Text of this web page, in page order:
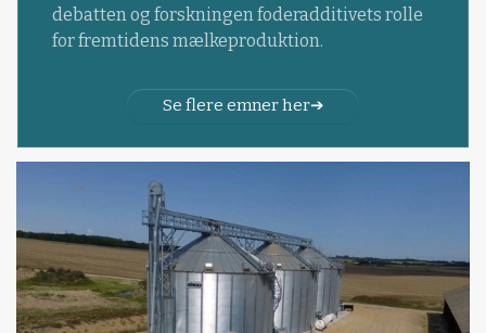
debatten og forskningen foderadditivets rolle
for fremtidens mælkeproduktion.
Se flere emner her